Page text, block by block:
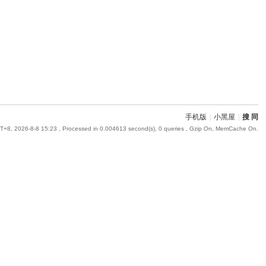
手机版 小黑屋 搜 同
2026-8-8 15:23 , Processed in 0.004613 second(s), 0 queries , Gzip On, MemCache On.